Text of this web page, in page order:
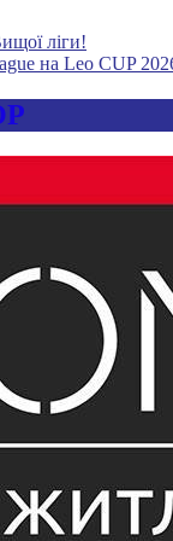
ліги!
на Leo CUP